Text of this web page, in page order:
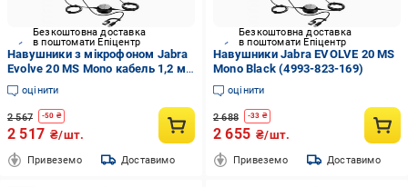
Безкоштовна доставка
в поштомати Епіцентр
Навушники з мікрофоном Jabra
Evolve 20 MS Mono кабель 1,2 м
USB-C/USB-A Чорний (650389)
оцінити
2 567 -50 ₴
2 517 ₴/шт.
Привеземо Доставимо
Безкоштовна доставка
в поштомати Епіцентр
Навушники Jabra EVOLVE 20 MS
Mono Black (4993-823-169)
оцінити
2 688 -33 ₴
2 655 ₴/шт.
Привеземо Доставимо